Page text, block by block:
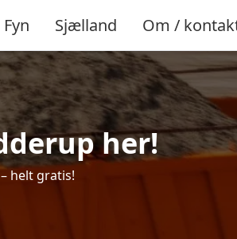
Fyn Sjælland Om /
her!
helt gratis!